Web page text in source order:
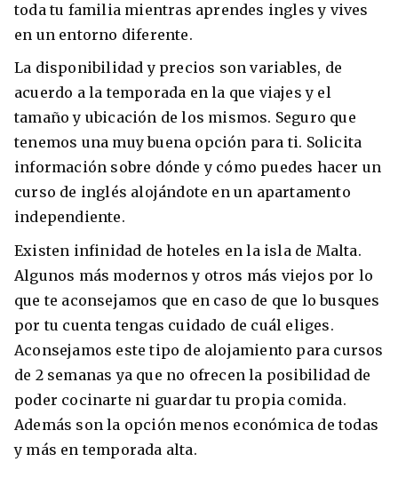
toda tu familia mientras aprendes ingles y vives
en un entorno diferente.
La disponibilidad y precios son variables, de
acuerdo a la temporada en la que viajes y el
tamaño y ubicación de los mismos. Seguro que
tenemos una muy buena opción para ti. Solicita
información sobre dónde y cómo puedes hacer un
curso de inglés alojándote en un apartamento
independiente.
Existen infinidad de hoteles en la isla de Malta.
Algunos más modernos y otros más viejos por lo
que te aconsejamos que en caso de que lo busques
por tu cuenta tengas cuidado de cuál eliges.
Aconsejamos este tipo de alojamiento para cursos
de 2 semanas ya que no ofrecen la posibilidad de
poder cocinarte ni guardar tu propia comida.
Además son la opción menos económica de todas
y más en temporada alta.